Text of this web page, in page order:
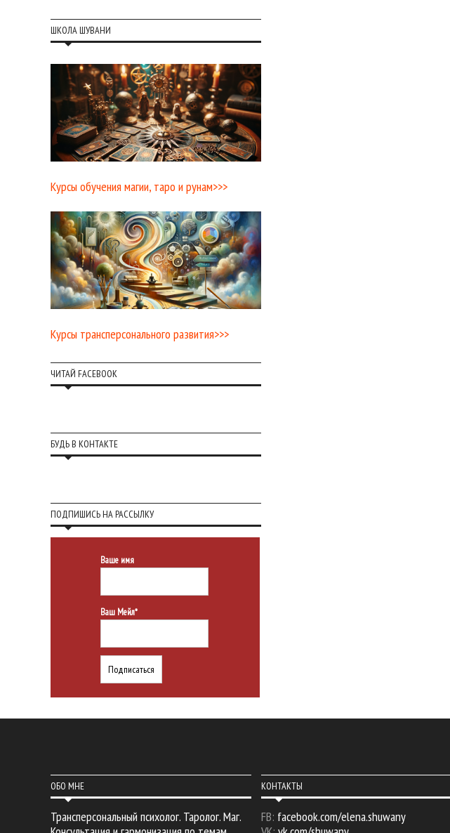
ШКОЛА ШУВАНИ
Курсы обучения магии, таро и рунам>>>
Курсы трансперсонального развития>>>
ЧИТАЙ FACEBOOK
БУДЬ В КОНТАКТЕ
ПОДПИШИСЬ НА РАССЫЛКУ
Ваше имя
Ваш Мейл*
ОБО МНЕ
Трансперсональный психолог. Таролог. Маг.
КОНТАКТЫ
FB: facebook.com/elena.shuwany